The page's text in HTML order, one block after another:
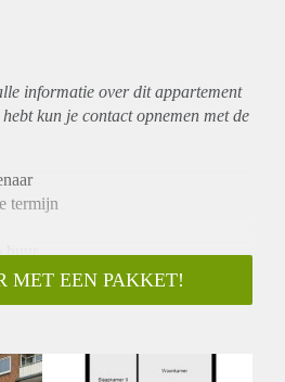
informatie over ditappartement
kun je contact opnemen met de
termijn
huur
Ja
van de Eigenaar
MET EEN PAKKET!